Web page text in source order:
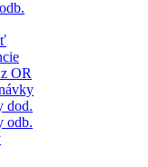
OR
dod.
odb.